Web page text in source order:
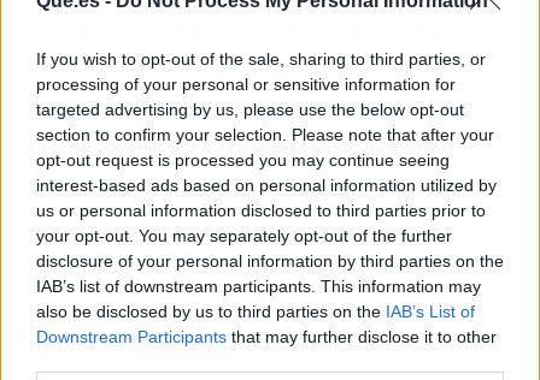
If you wish to opt-out of the sale, sharing to third parties, or
processing of your personal or sensitive information for
targeted advertising by us, please use the below opt-out
section to confirm your selection. Please note that after your
opt-out request is processed you may continue seeing
interest-based ads based on personal information utilized by
us or personal information disclosed to third parties prior to
your opt-out. You may separately opt-out of the further
disclosure of your personal information by third parties on the
IAB’s list of downstream participants. This information may
also be disclosed by us to third parties on the IAB’s List of
Downstream Participants that may further disclose it to other
TIKTOK.
El partido de esta noche contra Panamá
decidirá el pase a octavos, y en las gradas ya se
espera otro karaoke multitudinario. Declan Rice
y Harry Kane han asegurado que la comunión
con la afición fue "uno de los mejores momentos
que han vivido con la camiseta de Inglaterra",
así que apunta la fecha.